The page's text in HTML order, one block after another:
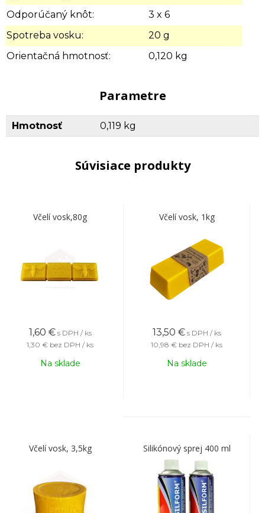
Odporúčaný knôt:
3 x 6
Spotreba vosku:
20 g
Orientačná hmotnosť:
0,120 kg
Parametre
Hmotnosť 0,119 kg
Súvisiace produkty
Včelí vosk,80g
1,60 € s DPH / ks
1,30 € bez DPH / ks
Na sklade
Včelí vosk, 1kg
13,50 € s DPH / ks
10,98 € bez DPH / ks
Na sklade
Včelí vosk, 3,5kg Silikónový sprej 400 ml